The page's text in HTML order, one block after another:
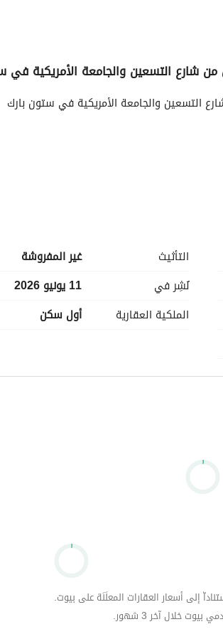
الموقع والأماكن القريبة
شارع التسعين والجامعة الأمريكية في
التسعين والجامعة الأمريكية في ستون بارك
التأثيث
غير المفروشة
نُشِر في
11 يونيو 2026
الملكية العقارية
أول سكن
إلى أسعار العقارات المعلَنَة على بيوت.
خلال آخر 3 شهور.